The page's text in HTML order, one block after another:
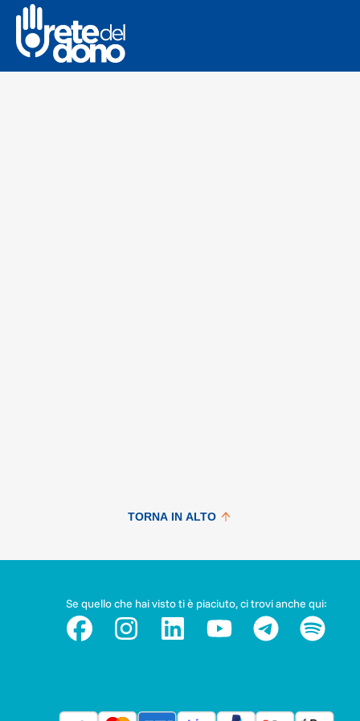
TORNA IN ALTO
Se quello che hai visto ti è piaciuto, ci trovi anche qui: